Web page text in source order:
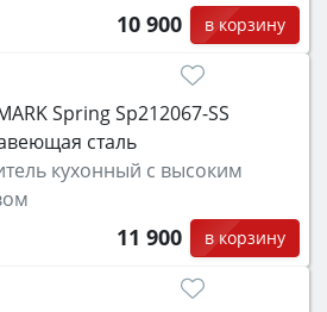
10 900 в корзину
Spring Sp212067-SS
сталь
кухонный с высоким
11 900 в корзину